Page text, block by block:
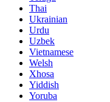
Thai
Ukrainian
Urdu
Uzbek
Vietnamese
Welsh
Xhosa
Yiddish
Yoruba